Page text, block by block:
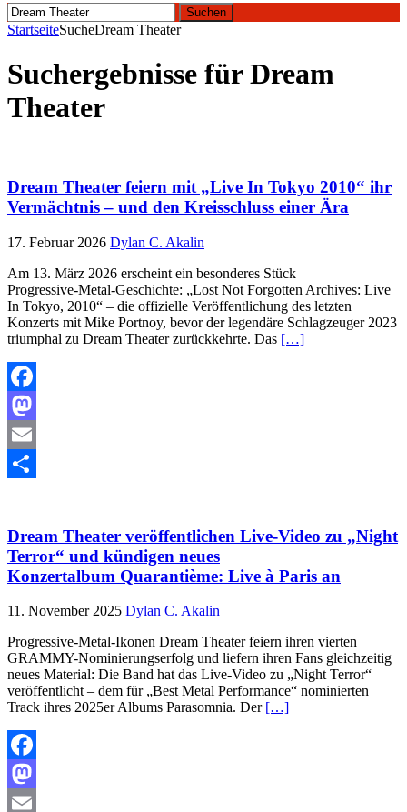
Suchen
nach:
StartseiteSucheDream Theater
Suchergebnisse fürDream
Theater
Dream Theater feiern mit „Live In Tokyo 2010“ ihr
Vermächtnis – und den Kreis­schluss einer Ära
17. Februar 2026 Dylan C. Akalin
Am 13. März 2026 erscheint ein besonderes Stück
Progressive‑Metal-Geschichte: „Lost Not Forgotten Archives: Live
In Tokyo, 2010“ – die offizielle Veröffentlichung des letzten
Konzerts mit Mike Portnoy, bevor der legendäre Schlagzeuger 2023
triumphal zu Dream Theater zurückkehrte. Das […]
Facebook
Mastodon
Email
Dream Theater veröffentlichen Live-Video zu „Night
Terror“ und kündigen neues
Konzertalbum Quarantième: Live à Paris an
11. November 2025 Dylan C. Akalin
Progressive-Metal-Ikonen Dream Theater feiern ihren vierten
GRAMMY-Nominierungserfolg und liefern ihren Fans gleichzeitig
neues Material: Die Band hat das Live-Video zu „Night Terror“
veröffentlicht – dem für „Best Metal Performance“ nominierten
Track ihres 2025er Albums Parasomnia. Der […]
Facebook
Mastodon